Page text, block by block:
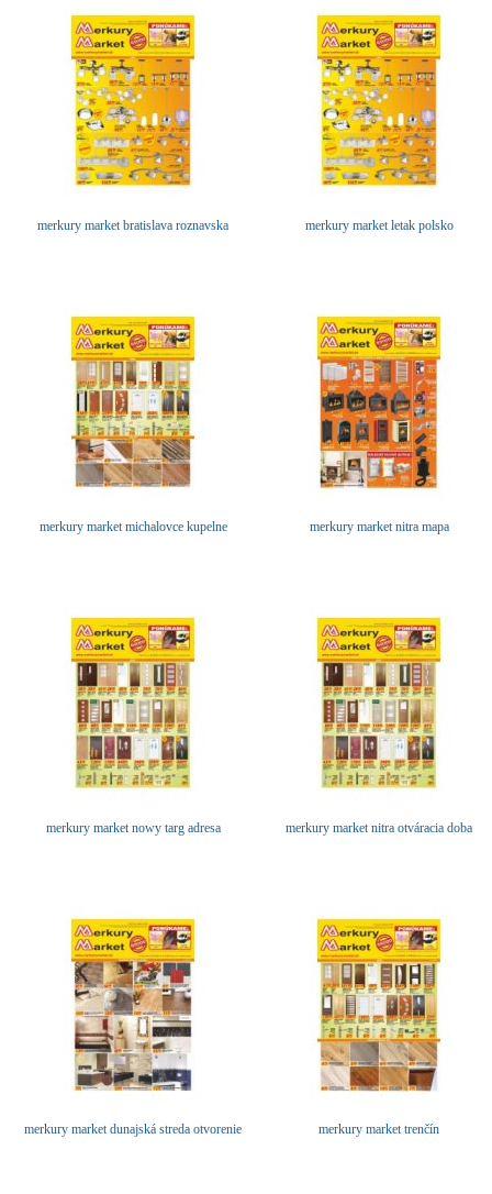
merkury market bratislava roznavska merkury market letak polsko
merkury market michalovce kupelne merkury market nitra mapa
merkury market nowy targ adresa merkury market nitra otváracia doba
merkury market dunajská streda otvorenie merkury market trenčín